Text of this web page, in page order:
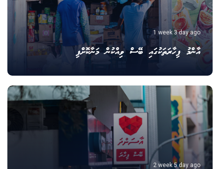
1 week 3 day ago
އާންމު ފިހާރަތަކުގައި ބޭސް ވިއްކުން މަނާކޮށްފި
2 week 5 day ago